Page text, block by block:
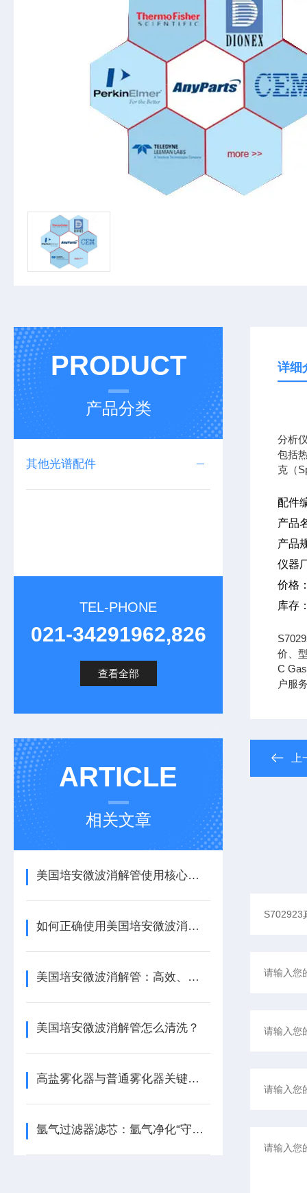
PRODUCT
产品分类
其他光谱配件
TEL-PHONE
021-34291962,826
查看全部
ARTICLE
相关文章
美国培安微波消解管使用核心注意事项
如何正确使用美国培安微波消解管进行样品消解？
美国培安微波消解管：高效、安全且环保的样品前处理解决方案
美国培安微波消解管怎么清洗？
高盐雾化器与普通雾化器关键差异解析
氩气过滤器滤芯：氩气净化“守门人”，保障精密工艺品质
详细
分析
包括
克（
配件
产品
产品
仪器
价格
库存
价、
C
户服